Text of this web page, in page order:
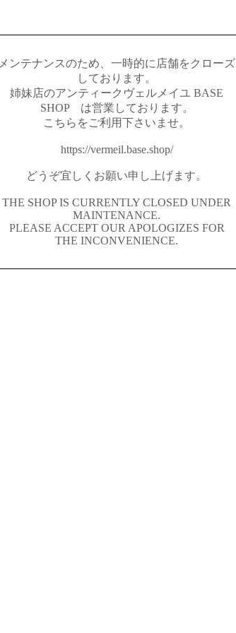
メンテナンスのため、一時的に店舗をクローズ
しております。
姉妹店のアンティークヴェルメイユ BASE
SHOP は営業しております。
こちらをご利用下さいませ。
https://vermeil.base.shop/
どうぞ宜しくお願い申し上げます。
THE SHOP IS CURRENTLY CLOSED UNDER
MAINTENANCE.
PLEASE ACCEPT OUR APOLOGIZES FOR
THE INCONVENIENCE.